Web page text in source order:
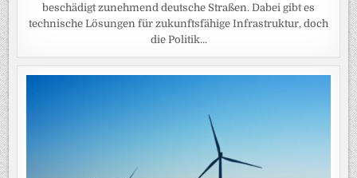
beschädigt zunehmend deutsche Straßen. Dabei gibt es
technische Lösungen für zukunftsfähige Infrastruktur, doch
die Politik...